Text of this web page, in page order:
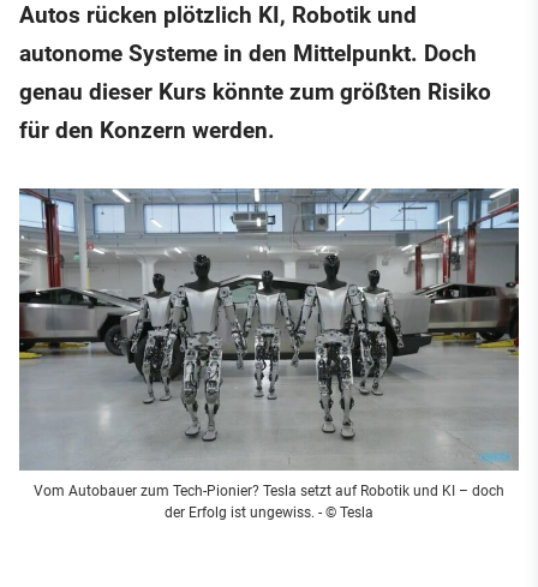
Autos rücken plötzlich KI, Robotik und
autonome Systeme in den Mittelpunkt. Doch
genau dieser Kurs könnte zum größten Risiko
für den Konzern werden.
Vom Autobauer zum Tech-Pionier? Tesla setzt auf Robotik und KI – doch
der Erfolg ist ungewiss. - © Tesla